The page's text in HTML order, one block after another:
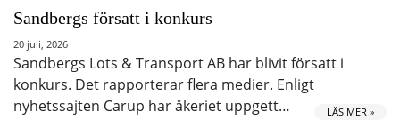
Sandbergs försatt i konkurs
20 juli, 2026
Sandbergs Lots & Transport AB har blivit försatt i
konkurs. Det rapporterar flera medier. Enligt
nyhetssajten Carup har åkeriet uppgett…
LÄS MER »